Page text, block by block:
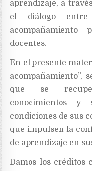
aprendizaje, a
el diálogo
acompañamiento
docentes.
En el presente
acompañamiento”,
que se
conocimientos y
condiciones de sus
que impulsen la
de aprendizaje en
Damos los créditos